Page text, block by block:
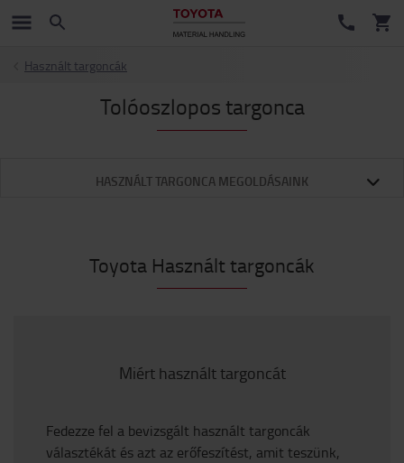
Használt targoncák
Tolóoszlopos targonca
HASZNÁLT TARGONCA MEGOLDÁSAINK
Toyota Használt targoncák
Miért használt targoncát
Fedezze fel a bevizsgált használt targoncák
választékát és azt az erőfeszítést, amit teszünk,